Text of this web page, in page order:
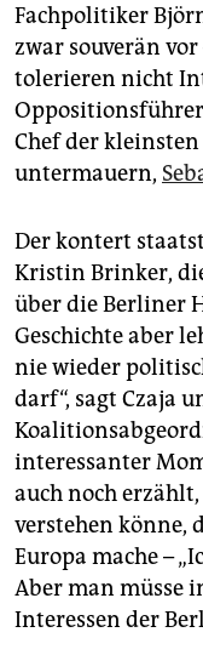
Fachpolitiker
zwar souverän
tolerieren nicht
Chef der
untermauern,
Der kontert
Kristin Brinker,
über die Berliner
Geschichte aber
nie wieder
darf“, sagt Czaja
interessanter
auch noch
verstehen könne,
Europa mache –
Aber man müsse
Interessen der